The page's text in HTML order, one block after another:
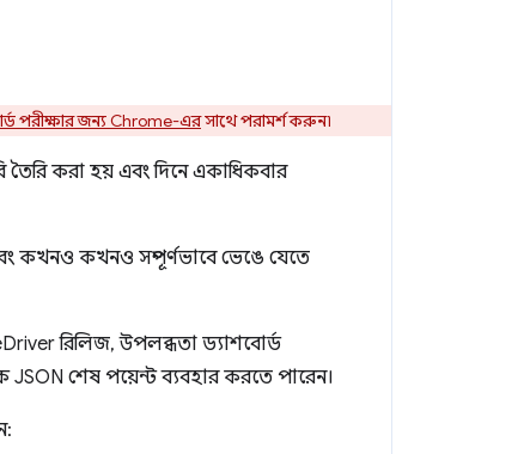
পরীক্ষার জন্য Chrome-এরসাথে পরামর্শ করুন৷
তৈরি করা হয় এবং দিনে একাধিকবার
কখনও কখনও সম্পূর্ণভাবে ভেঙে যেতে
রিলিজ, উপলব্ধতা ড্যাশবোর্ড
শেষ পয়েন্ট ব্যবহার করতে পারেন।